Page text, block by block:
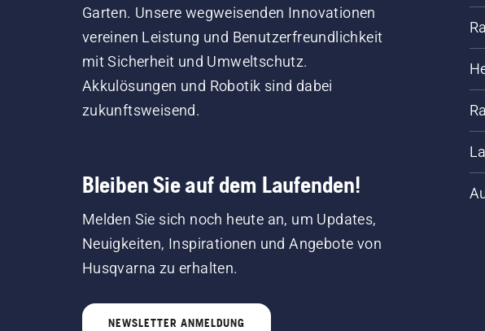
Garten. Unsere wegweisenden Innovationen
vereinen Leistung und Benutzerfreundlichkeit
mit Sicherheit und Umweltschutz.
Akkulösungen und Robotik sind dabei
zukunftsweisend.
Bleiben Sie auf dem Laufenden!
Melden Sie sich noch heute an, um Updates,
Neuigkeiten, Inspirationen und Angebote von
Husqvarna zu erhalten.
NEWSLETTER ANMELDUNG